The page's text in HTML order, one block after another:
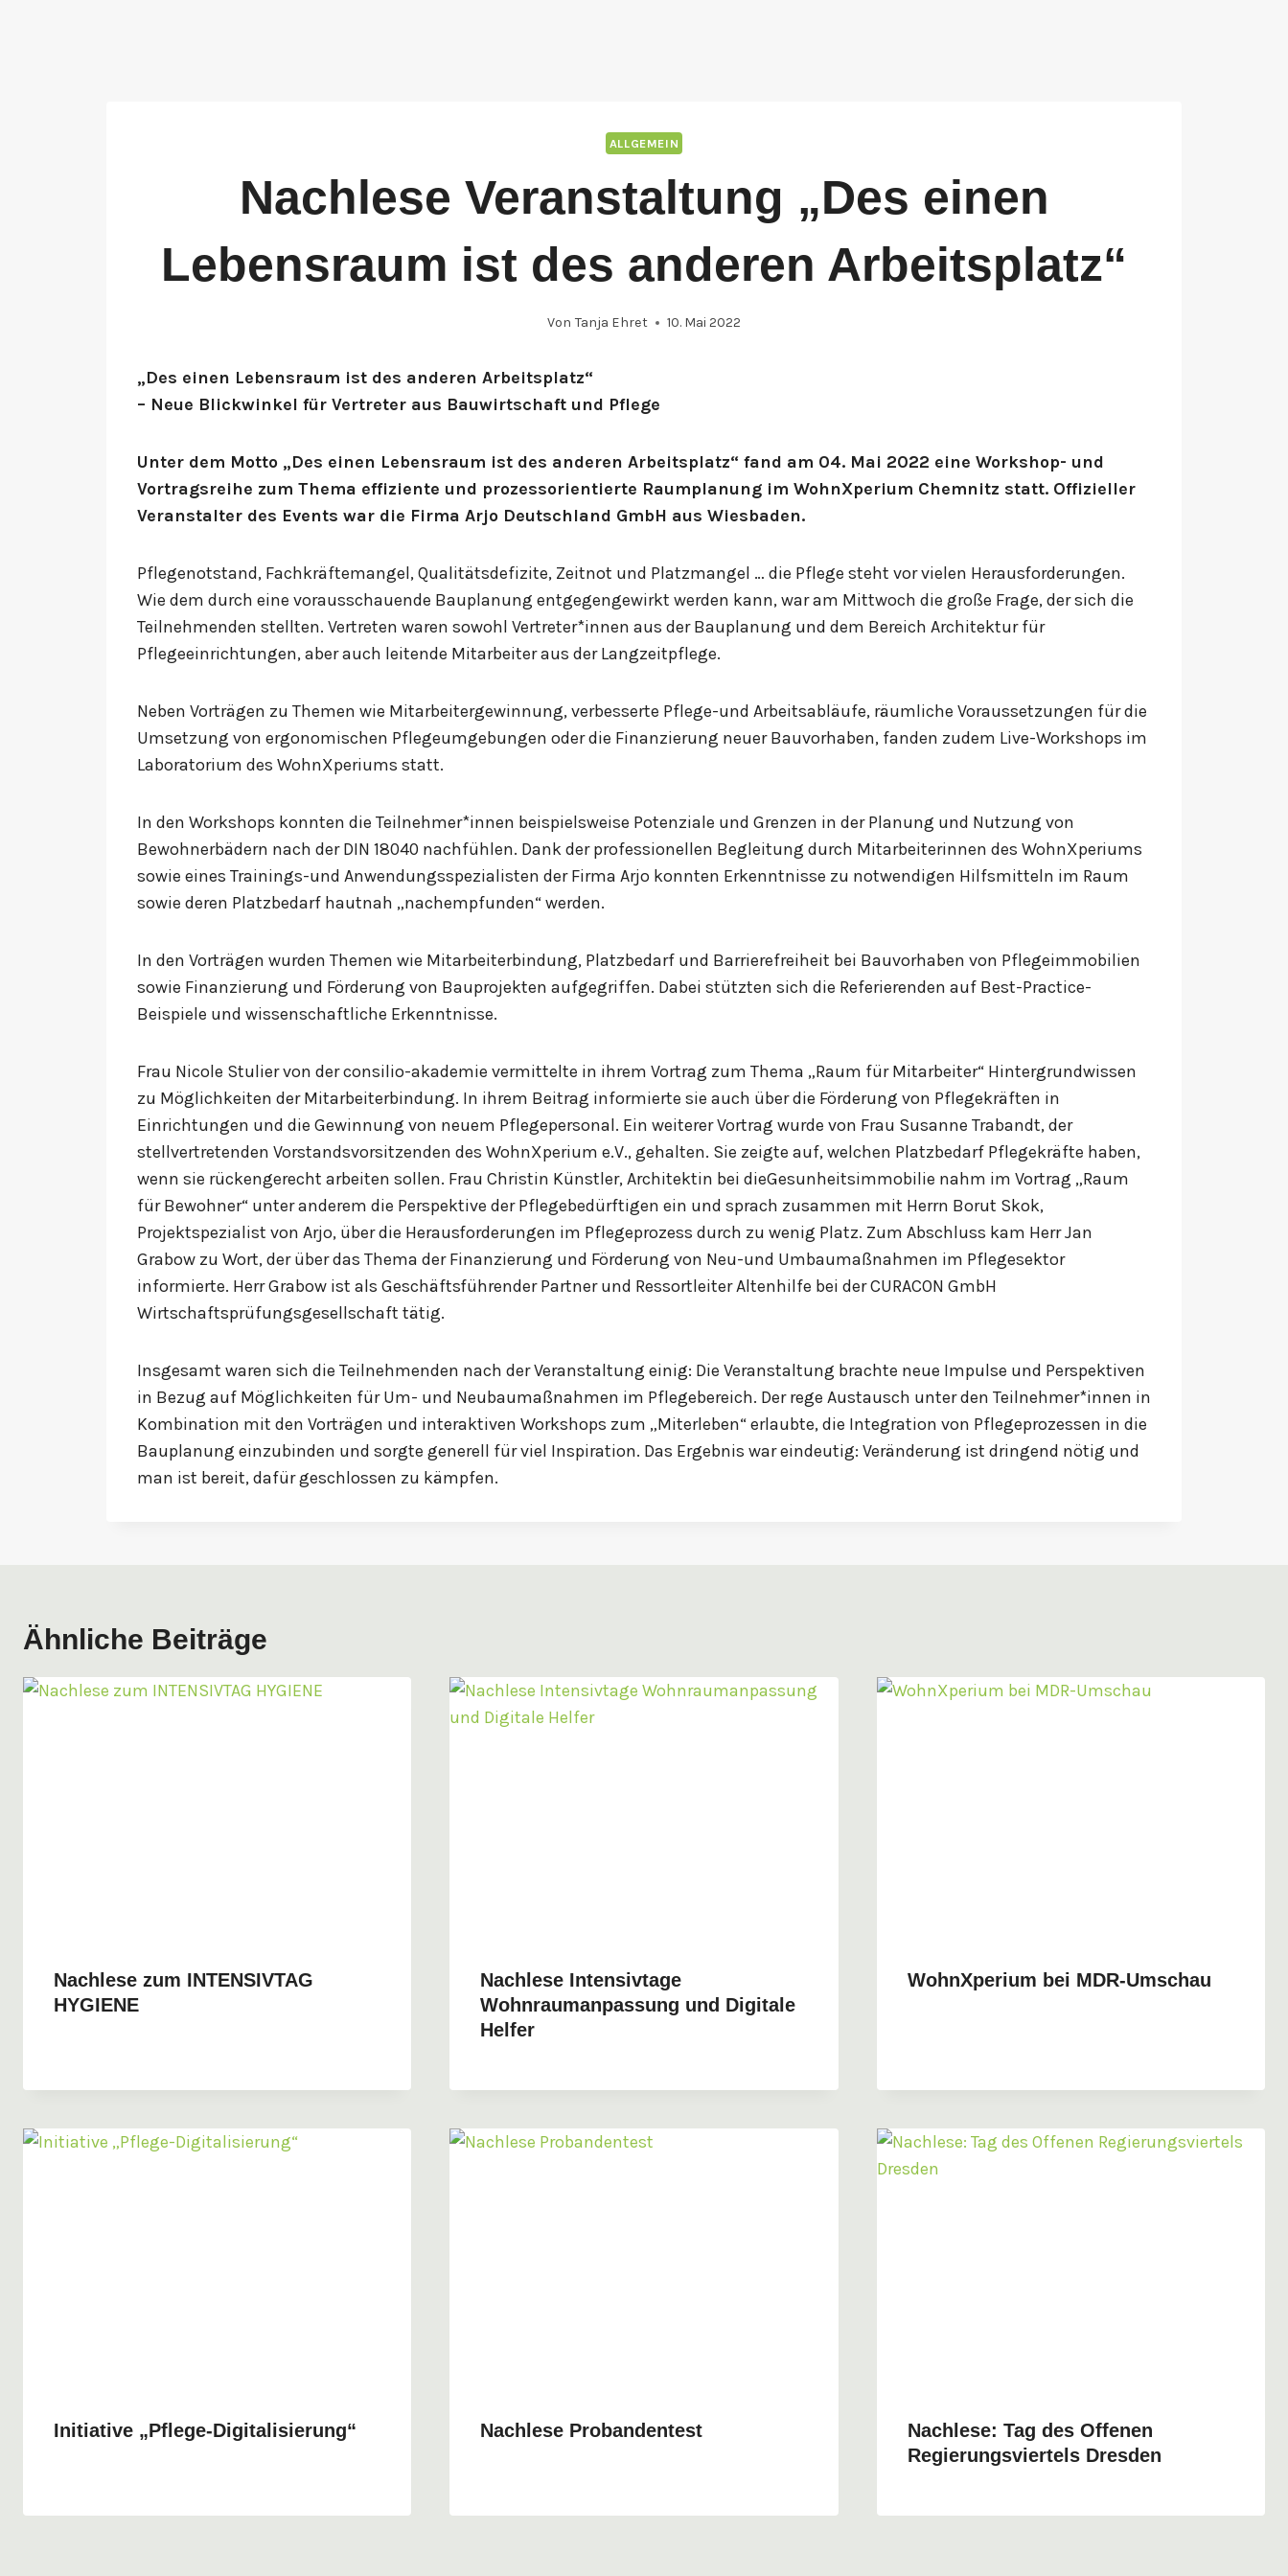
ALLGEMEIN
Nachlese Veranstaltung „Des einen
Lebensraum ist des anderen Arbeitsplatz“
Von Tanja Ehret 10. Mai 2022
„Des einen Lebensraum ist des anderen Arbeitsplatz“
– Neue Blickwinkel für Vertreter aus Bauwirtschaft und Pflege
Unter dem Motto „Des einen Lebensraum ist des anderen Arbeitsplatz“ fand am 04. Mai 2022 eine Workshop- und
Vortragsreihe zum Thema effiziente und prozessorientierte Raumplanung im WohnXperium Chemnitz statt. Offizieller
Veranstalter des Events war die Firma Arjo Deutschland GmbH aus Wiesbaden.
Pflegenotstand, Fachkräftemangel, Qualitätsdefizite, Zeitnot und Platzmangel … die Pflege steht vor vielen Herausforderungen.
Wie dem durch eine vorausschauende Bauplanung entgegengewirkt werden kann, war am Mittwoch die große Frage, der sich die
Teilnehmenden stellten. Vertreten waren sowohl Vertreter*innen aus der Bauplanung und dem Bereich Architektur für
Pflegeeinrichtungen, aber auch leitende Mitarbeiter aus der Langzeitpflege.
Neben Vorträgen zu Themen wie Mitarbeitergewinnung, verbesserte Pflege-und Arbeitsabläufe, räumliche Voraussetzungen für die
Umsetzung von ergonomischen Pflegeumgebungen oder die Finanzierung neuer Bauvorhaben, fanden zudem Live-Workshops im
Laboratorium des WohnXperiums statt.
In den Workshops konnten die Teilnehmer*innen beispielsweise Potenziale und Grenzen in der Planung und Nutzung von
Bewohnerbädern nach der DIN 18040 nachfühlen. Dank der professionellen Begleitung durch Mitarbeiterinnen des WohnXperiums
sowie eines Trainings-und Anwendungsspezialisten der Firma Arjo konnten Erkenntnisse zu notwendigen Hilfsmitteln im Raum
sowie deren Platzbedarf hautnah „nachempfunden“ werden.
In den Vorträgen wurden Themen wie Mitarbeiterbindung, Platzbedarf und Barrierefreiheit bei Bauvorhaben von Pflegeimmobilien
sowie Finanzierung und Förderung von Bauprojekten aufgegriffen. Dabei stützten sich die Referierenden auf Best-Practice-
Beispiele und wissenschaftliche Erkenntnisse.
Frau Nicole Stulier von der consilio-akademie vermittelte in ihrem Vortrag zum Thema „Raum für Mitarbeiter“ Hintergrundwissen
zu Möglichkeiten der Mitarbeiterbindung. In ihrem Beitrag informierte sie auch über die Förderung von Pflegekräften in
Einrichtungen und die Gewinnung von neuem Pflegepersonal. Ein weiterer Vortrag wurde von Frau Susanne Trabandt, der
stellvertretenden Vorstandsvorsitzenden des WohnXperium e.V., gehalten. Sie zeigte auf, welchen Platzbedarf Pflegekräfte haben,
wenn sie rückengerecht arbeiten sollen. Frau Christin Künstler, Architektin bei dieGesunheitsimmobilie nahm im Vortrag „Raum
für Bewohner“ unter anderem die Perspektive der Pflegebedürftigen ein und sprach zusammen mit Herrn Borut Skok,
Projektspezialist von Arjo, über die Herausforderungen im Pflegeprozess durch zu wenig Platz. Zum Abschluss kam Herr Jan
Grabow zu Wort, der über das Thema der Finanzierung und Förderung von Neu-und Umbaumaßnahmen im Pflegesektor
informierte. Herr Grabow ist als Geschäftsführender Partner und Ressortleiter Altenhilfe bei der CURACON GmbH
Wirtschaftsprüfungsgesellschaft tätig.
Insgesamt waren sich die Teilnehmenden nach der Veranstaltung einig: Die Veranstaltung brachte neue Impulse und Perspektiven
in Bezug auf Möglichkeiten für Um- und Neubaumaßnahmen im Pflegebereich. Der rege Austausch unter den Teilnehmer*innen in
Kombination mit den Vorträgen und interaktiven Workshops zum „Miterleben“ erlaubte, die Integration von Pflegeprozessen in die
Bauplanung einzubinden und sorgte generell für viel Inspiration. Das Ergebnis war eindeutig: Veränderung ist dringend nötig und
man ist bereit, dafür geschlossen zu kämpfen.
Ähnliche Beiträge
Nachlese zum INTENSIVTAG
HYGIENE
Nachlese Intensivtage
Wohnraumanpassung und Digitale
Helfer
WohnXperium bei MDR-Umschau
Initiative „Pflege-Digitalisierung“ Nachlese Probandentest
Nachlese: Tag des Offenen
Regierungsviertels Dresden